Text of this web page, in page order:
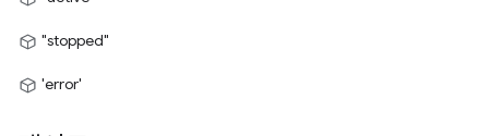
"stopped"
'error'